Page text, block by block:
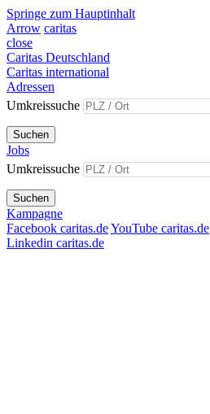
Springe zum Hauptinhalt
Arrow caritas
close
Caritas Deutschland
Caritas international
Adressen
Umkreissuche
Suchen
Jobs
Umkreissuche
Suchen
Kampagne
Facebook caritas.deYouTube caritas.de
Linkedin caritas.de